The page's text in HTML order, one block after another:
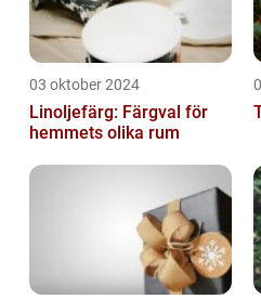
03 oktober 2024
Linoljefärg: Färgval för
hemmets olika rum